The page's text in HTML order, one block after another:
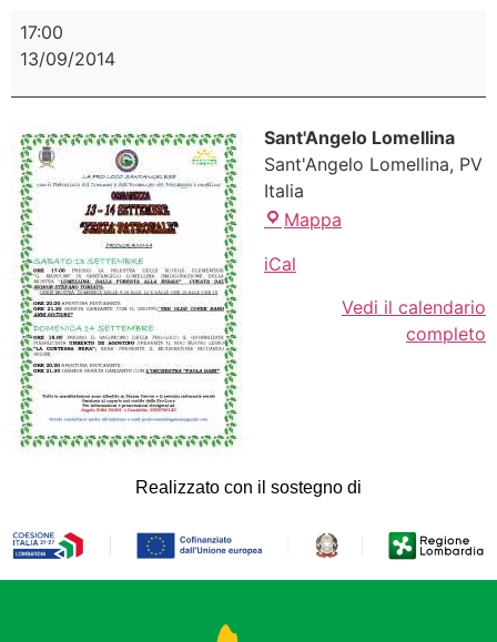
17:00
13/09/2014
Sant'Angelo Lomellina
Sant'Angelo Lomellina, PV
Italia
Mappa
iCal
Vedi il calendario
completo
Realizzato con il sostegno di